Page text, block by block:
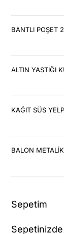
BANTLI POŞET
ALTIN YASTIĞI
KAĞIT SÜS
BALON
Sepetim